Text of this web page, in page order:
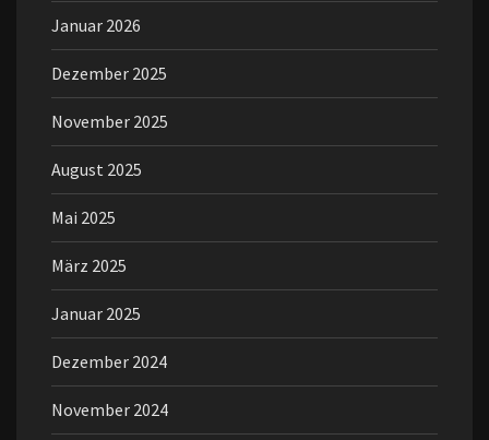
Januar 2026
Dezember 2025
November 2025
August 2025
Mai 2025
März 2025
Januar 2025
Dezember 2024
November 2024